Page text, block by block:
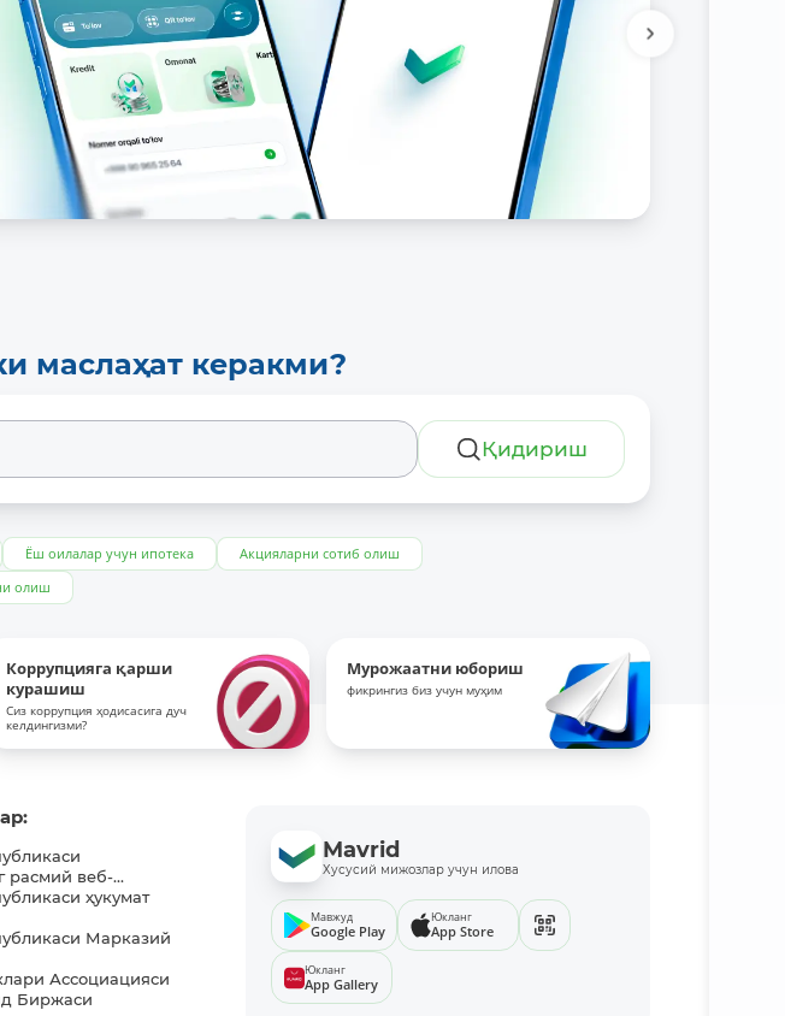
маслаҳат керакми?
Қидириш
Ёш оилалар учун ипотека
Акцияларни сотиб олиш
олиш
Коррупцияга қарши
курашиш
Сиз коррупция ҳодисасига дуч
келдингизми?
Мурожаатни юбориш
фикрингиз биз учун муҳим
расмий веб-...
ҳукумат
Марказий
Ассоциацияси
Биржаси
Mavrid
Хусусий мижозлар учун илова
Мавжуд
Google Play
Юкланг
App Store
Юкланг
App Gallery